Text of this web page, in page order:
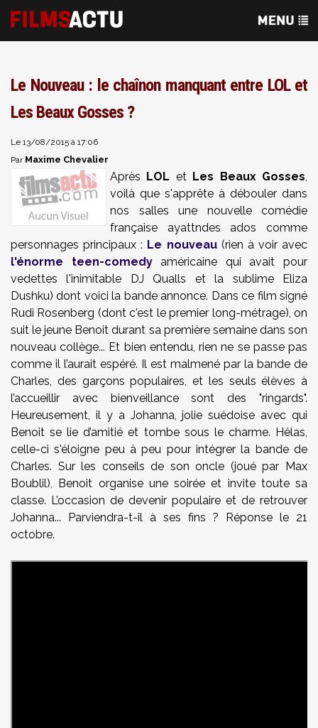
Le Nouveau : le chaînon manquant entre LOL et
Les Beaux Gosses ?
Le 13/08/2015 à 17:06
Par Maxime Chevalier
Après LOL et Les Beaux Gosses,
voilà que s'apprête à débouler dans
nos salles une nouvelle comédie
française ayattndes ados comme
personnages principaux : Le nouveau(rien à voir avec
l'énorme teen-comedyaméricaine qui avait pour
vedettes l'inimitable DJ Qualls et la sublime Eliza
Dushku) dont voici la bande annonce. Dans ce film signé
Rudi Rosenberg (dont c'est le premier long-métrage), on
suit le jeune Benoit durant sa première semaine dans son
nouveau collège... Et bien entendu, rien ne se passe pas
comme il l’aurait espéré. Il est malmené par la bande de
Charles, des garçons populaires, et les seuls élèves à
l’accueillir avec bienveillance sont des "ringards".
Heureusement, il y a Johanna, jolie suédoise avec qui
Benoit se lie d’amitié et tombe sous le charme. Hélas,
celle-ci s'éloigne peu à peu pour intégrer la bande de
Charles. Sur les conseils de son oncle (joué par Max
Boublil), Benoit organise une soirée et invite toute sa
classe. L’occasion de devenir populaire et de retrouver
Johanna... Parviendra-t-il à ses fins ? Réponse le 21
octobre.